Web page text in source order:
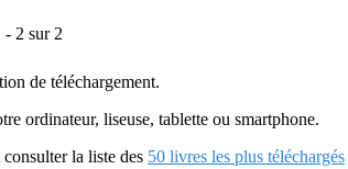
- 2 sur 2
de téléchargement.
ordinateur, liseuse, tablette ou smartphone.
la liste des 50 livres les plus téléchargés